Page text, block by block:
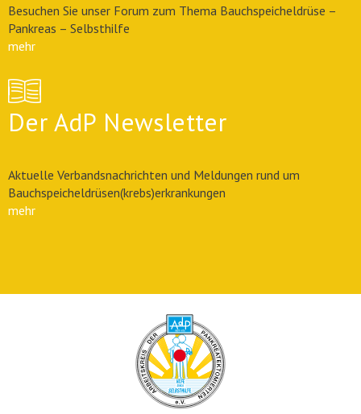
Besuchen Sie unser Forum zum Thema Bauchspeicheldrüse –
Pankreas – Selbsthilfe
mehr
Der AdP Newsletter
Aktuelle Verbandsnachrichten und Meldungen rund um
Bauchspeicheldrüsen(krebs)erkrankungen
mehr